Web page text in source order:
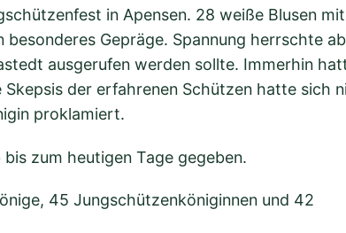
in Apensen. 28 weiße Blusen
Gepräge. Spannung herrschte
ausgerufen werden sollte. Immerhin
der erfahrenen Schützen hatte sich
proklamiert.
zum heutigen Tage gegeben.
45 Jungschützenköniginnen und 42